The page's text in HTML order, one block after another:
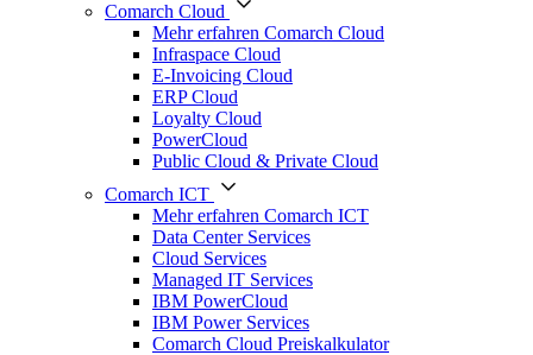
Comarch Cloud
Mehr erfahren Comarch Cloud
Infraspace Cloud
E-Invoicing Cloud
ERP Cloud
Loyalty Cloud
PowerCloud
Public Cloud & Private Cloud
Comarch ICT
Mehr erfahren Comarch ICT
Data Center Services
Cloud Services
Managed IT Services
IBM PowerCloud
IBM Power Services
Comarch Cloud Preiskalkulator